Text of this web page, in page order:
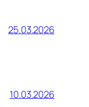
25.03.2026
10.03.2026